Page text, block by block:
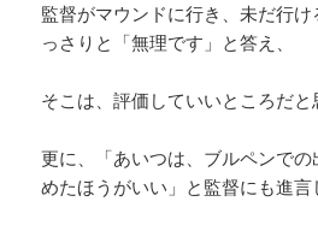
監督がマウンドに行き、未だ行
っさりと「無理です」と答え、
そこは、評価していいところだと
更に、「あいつは、ブルペンで
めたほうがいい」と監督にも進言